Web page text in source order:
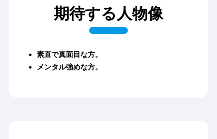
期待する人物像
素直で真面目な方。
メンタル強めな方。